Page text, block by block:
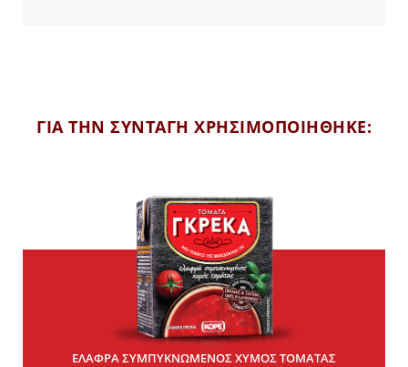
ΓΙΑ ΤΗΝ ΣΥΝΤΑΓΗ ΧΡΗΣΙΜΟΠΟΙΗΘΗΚΕ:
ΕΛΑΦΡΑ ΣΥΜΠΥΚΝΩΜΕΝΟΣ ΧΥΜΟΣ ΤΟΜΑΤΑΣ